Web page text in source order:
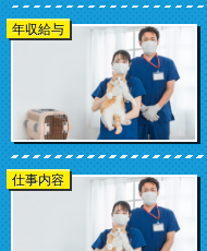
年収給与
仕事内容